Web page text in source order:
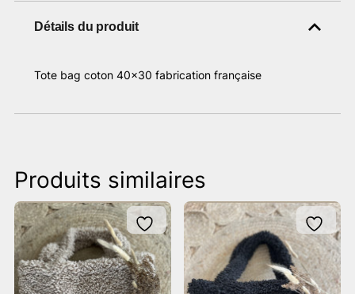
Détails du produit
Tote bag coton 40×30 fabrication française
Produits similaires